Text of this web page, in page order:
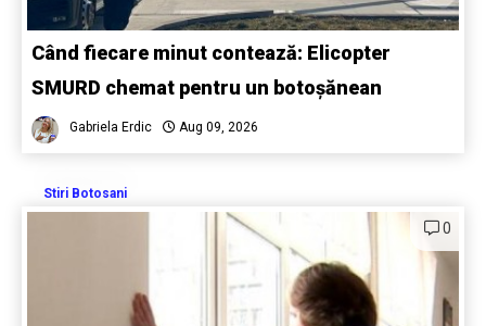
Când fiecare minut contează: Elicopter
SMURD chemat pentru un botoșănean
Gabriela Erdic Aug 09, 2026
Stiri Botosani
0